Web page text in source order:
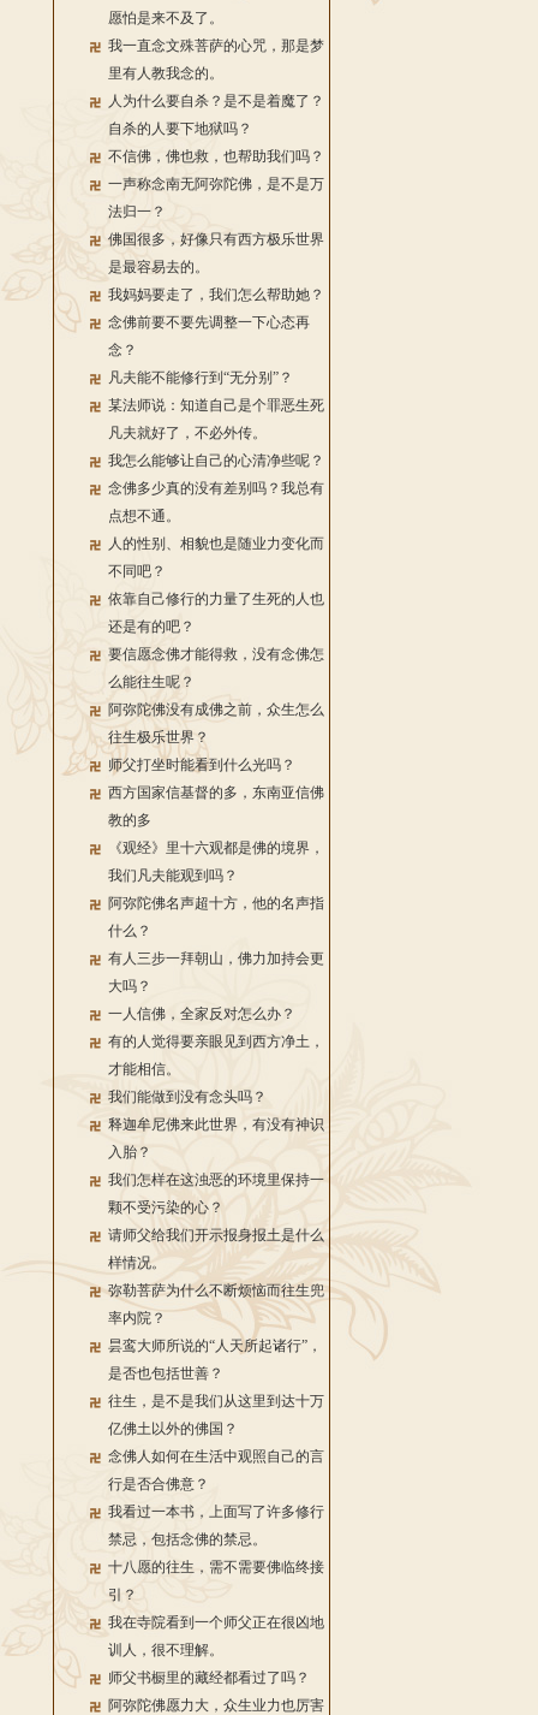
愿怕是来不及了。
我一直念文殊菩萨的心咒，那是梦
里有人教我念的。
人为什么要自杀？是不是着魔了？
自杀的人要下地狱吗？
不信佛，佛也救，也帮助我们吗？
一声称念南无阿弥陀佛，是不是万
法归一？
佛国很多，好像只有西方极乐世界
是最容易去的。
我妈妈要走了，我们怎么帮助她？
念佛前要不要先调整一下心态再
念？
凡夫能不能修行到“无分别”？
某法师说：知道自己是个罪恶生死
凡夫就好了，不必外传。
我怎么能够让自己的心清净些呢？
念佛多少真的没有差别吗？我总有
点想不通。
人的性别、相貌也是随业力变化而
不同吧？
依靠自己修行的力量了生死的人也
还是有的吧？
要信愿念佛才能得救，没有念佛怎
么能往生呢？
阿弥陀佛没有成佛之前，众生怎么
往生极乐世界？
师父打坐时能看到什么光吗？
西方国家信基督的多，东南亚信佛
教的多
《观经》里十六观都是佛的境界，
我们凡夫能观到吗？
阿弥陀佛名声超十方，他的名声指
什么？
有人三步一拜朝山，佛力加持会更
大吗？
一人信佛，全家反对怎么办？
有的人觉得要亲眼见到西方净土，
才能相信。
我们能做到没有念头吗？
释迦牟尼佛来此世界，有没有神识
入胎？
我们怎样在这浊恶的环境里保持一
颗不受污染的心？
请师父给我们开示报身报土是什么
样情况。
弥勒菩萨为什么不断烦恼而往生兜
率内院？
昙鸾大师所说的“人天所起诸行”，
是否也包括世善？
往生，是不是我们从这里到达十万
亿佛土以外的佛国？
念佛人如何在生活中观照自己的言
行是否合佛意？
我看过一本书，上面写了许多修行
禁忌，包括念佛的禁忌。
十八愿的往生，需不需要佛临终接
引？
我在寺院看到一个师父正在很凶地
训人，很不理解。
师父书橱里的藏经都看过了吗？
阿弥陀佛愿力大，众生业力也厉害